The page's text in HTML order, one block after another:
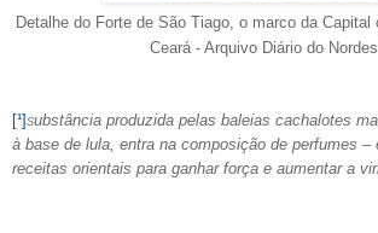
Detalhe do Forte de São Tiago, o marco da Capital
Ceará - Arquivo Diário do
[¹]Substância produzida pelas baleias cachalotes
à base de lula, entra na composição de perfumes –
receitas orientais para ganhar força e aumentar a